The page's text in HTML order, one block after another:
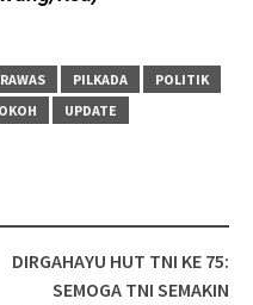
PILKADA
POLITIK
UPDATE
DIRGAHAYU HUT TNI KE 75:
SEMOGA TNI SEMAKIN